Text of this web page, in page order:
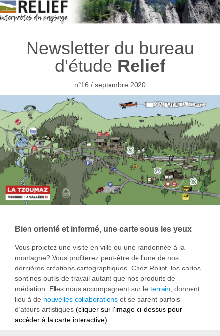
Newsletter du bureau
d'étude Relief
n°16 / septembre 2020
Bien orienté et informé, une carte sous les yeux
Vous projetez une visite en ville ou une randonnée à la
montagne? Vous profiterez peut-être de l'une de nos
dernières créations cartographiques. Chez Relief, les cartes
sont nos outils de travail autant que nos produits de
médiation. Elles nous accompagnent sur le terrain , donnent
lieu à de nouvelles collaborations et se parent parfois
d’atours artistiques (cliquer sur l'image ci-dessus pour
accèder à la carte interactive).